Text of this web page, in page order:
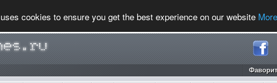
cookies to ensure you get the best experience on our website